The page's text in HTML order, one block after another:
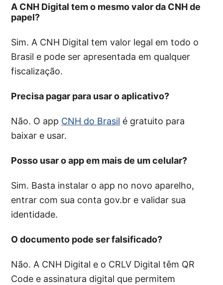
A CNH Digital tem o mesmo valor da CNH de
papel?
Sim. A CNH Digital tem valor legal em todo o
Brasil e pode ser apresentada em qualquer
fiscalização.
Precisa pagar para usar o aplicativo?
Não. O app CNH do Brasil é gratuito para
baixar e usar.
Posso usar o app em mais de um celular?
Sim. Basta instalar o app no novo aparelho,
entrar com sua conta gov.br e validar sua
identidade.
O documento pode ser falsificado?
Não. A CNH Digital e o CRLV Digital têm QR
Code e assinatura digital que permitem